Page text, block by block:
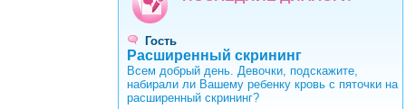
Гость
Расширенный скрининг
Всем добрый день. Девочки, подскажите,
набирали ли Вашему ребенку кровь с пяточки на
расширенный скрининг?